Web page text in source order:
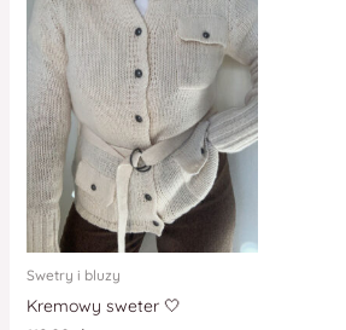
Swetry i bluzy
Kremowy sweter 🤍